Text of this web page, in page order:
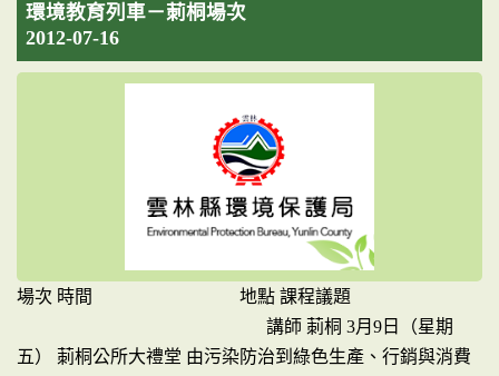
環境教育列車－莿桐場次
2012-07-16
場次 時間 地點 課程議題
講師 莿桐 3月9日（星期
五） 莿桐公所大禮堂 由污染防治到綠色生產、行銷與消費